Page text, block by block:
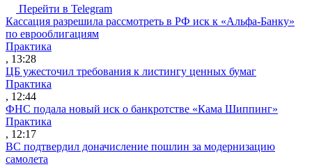
Перейти в Telegram
Кассация разрешила рассмотреть в РФ иск к «Альфа-Банку»
по еврооблигациям
Практика
, 13:28
ЦБ ужесточил требования к листингу ценных бумаг
Практика
, 12:44
ФНС подала новый иск о банкротстве «Кама Шиппинг»
Практика
, 12:17
ВС подтвердил доначисление пошлин за модернизацию
самолета